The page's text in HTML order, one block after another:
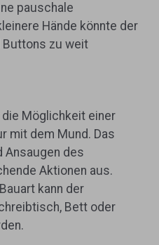
pauschale
Hände könnte der
Buttons zu weit
Möglichkeit einer
mit dem Mund. Das
Ansaugen des
Aktionen aus.
kann der
Bett oder